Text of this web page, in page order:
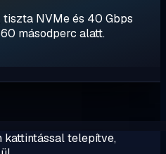
tiszta NVMe és 40 Gbps
másodperc alatt.
kattintással telepítve,